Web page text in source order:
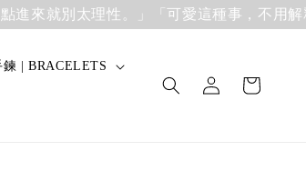
就別太理性。」「可愛這種事，不用解釋。
鍊 | BRACELETS